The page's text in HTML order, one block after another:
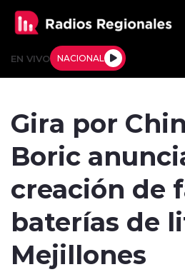
EN VIVO NACIONAL
Actualidad
Tendencias
Deportes
Internacional
Gira por
Boric
creación de
baterías de
Mejillones